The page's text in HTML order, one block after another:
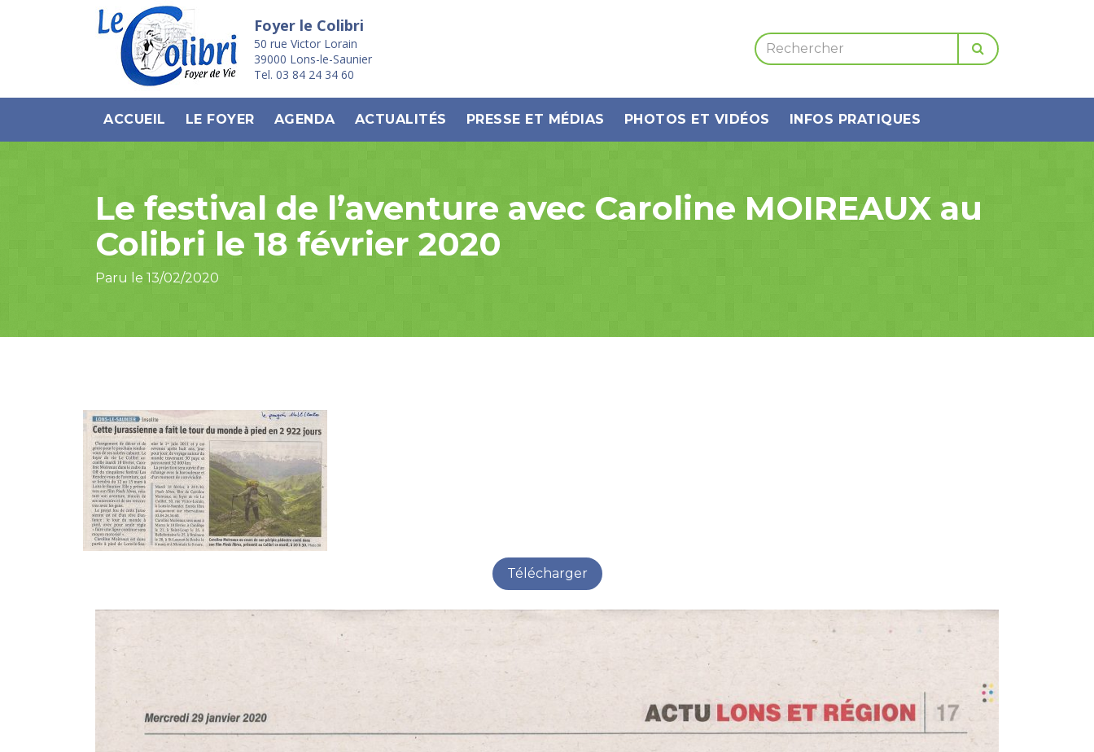
Foyer le Colibri
50 rue Victor Lorain
39000 Lons-le-Saunier
Tel. 03 84 24 34 60
ACCUEIL LE FOYER AGENDA ACTUALITÉS PRESSE ET MÉDIAS PHOTOS ET VIDÉOS INFOS PRATIQUES
Le festival de l’aventure avec Caroline MOIREAUX au
Colibri le 18 février 2020
Paru le 13/02/2020
Télécharger